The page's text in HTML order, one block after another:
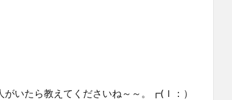
いたら教えてくださいね～～。┏(Ｉ：）